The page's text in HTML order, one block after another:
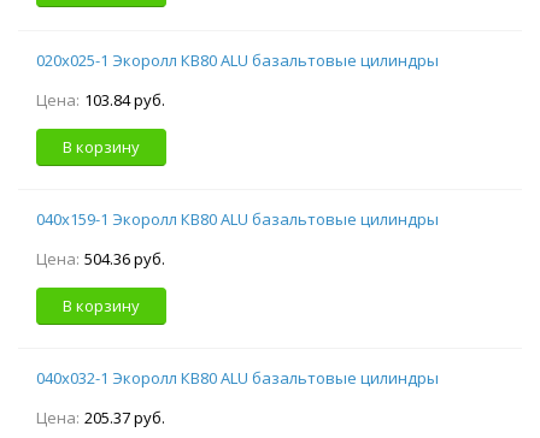
020х025-1 Экоролл КВ80 ALU базальтовые цилиндры
Цена: 103.84 руб.
В корзину
040х159-1 Экоролл КВ80 ALU базальтовые цилиндры
Цена: 504.36 руб.
В корзину
040х032-1 Экоролл КВ80 ALU базальтовые цилиндры
Цена: 205.37 руб.